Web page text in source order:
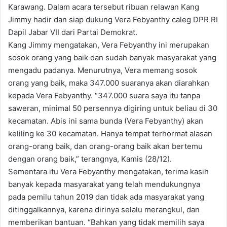
Karawang. Dalam acara tersebut ribuan relawan Kang
Jimmy hadir dan siap dukung Vera Febyanthy caleg DPR RI
Dapil Jabar VII dari Partai Demokrat.
Kang Jimmy mengatakan, Vera Febyanthy ini merupakan
sosok orang yang baik dan sudah banyak masyarakat yang
mengadu padanya. Menurutnya, Vera memang sosok
orang yang baik, maka 347.000 suaranya akan diarahkan
kepada Vera Febyanthy. “347.000 suara saya itu tanpa
saweran, minimal 50 persennya digiring untuk beliau di 30
kecamatan. Abis ini sama bunda (Vera Febyanthy) akan
keliling ke 30 kecamatan. Hanya tempat terhormat alasan
orang-orang baik, dan orang-orang baik akan bertemu
dengan orang baik,” terangnya, Kamis (28/12).
Sementara itu Vera Febyanthy mengatakan, terima kasih
banyak kepada masyarakat yang telah mendukungnya
pada pemilu tahun 2019 dan tidak ada masyarakat yang
ditinggalkannya, karena dirinya selalu merangkul, dan
memberikan bantuan. “Bahkan yang tidak memilih saya